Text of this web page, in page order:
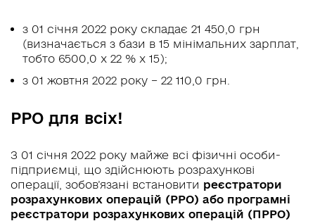
з 01 січня 2022 року складає 21 450,0 грн
(визначається з бази в 15 мінімальних зарплат,
тобто 6500,0 х 22 % х 15);
з 01 жовтня 2022 року – 22 110,0 грн.
РРО для всіх!
З 01 січня 2022 року майже всі фізичні особи-
підприємці, що здійснюють розрахункові
операції, зобов’язані встановити реєстратори
розрахункових операцій (РРО) або програмні
реєстратори розрахункових операцій (ПРРО)